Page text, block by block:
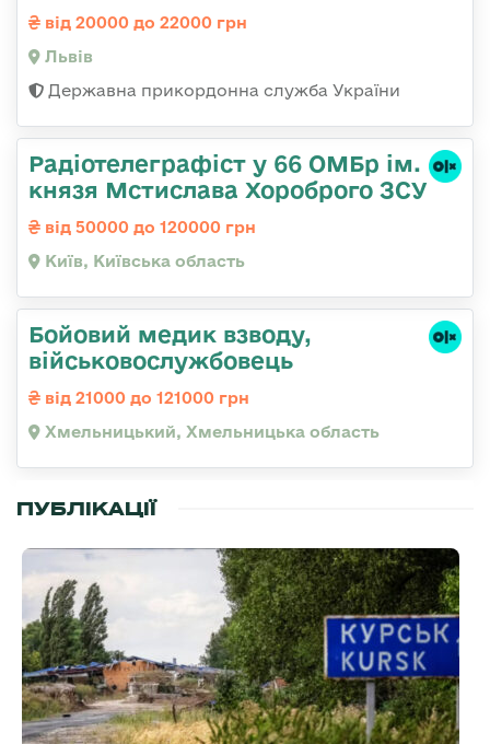
від 20000 до 22000 грн
Львів
Державна прикордонна служба України
Радіотелеграфіст у 66 ОМБр ім.
князя Мстислава Хороброго ЗСУ
від 50000 до 120000 грн
Київ, Київська область
Бойовий медик взводу,
військовослужбовець
від 21000 до 121000 грн
Хмельницький, Хмельницька область
ПУБЛІКАЦІЇ